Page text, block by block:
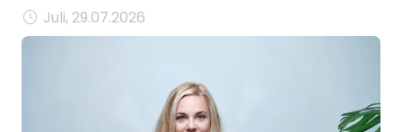
Juli, 29.07.2026